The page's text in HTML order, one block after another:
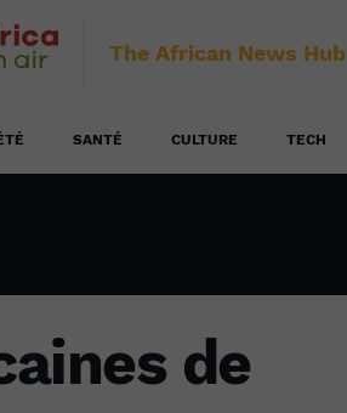
The African News Hub
SANTÉ CULTURE TECH
de